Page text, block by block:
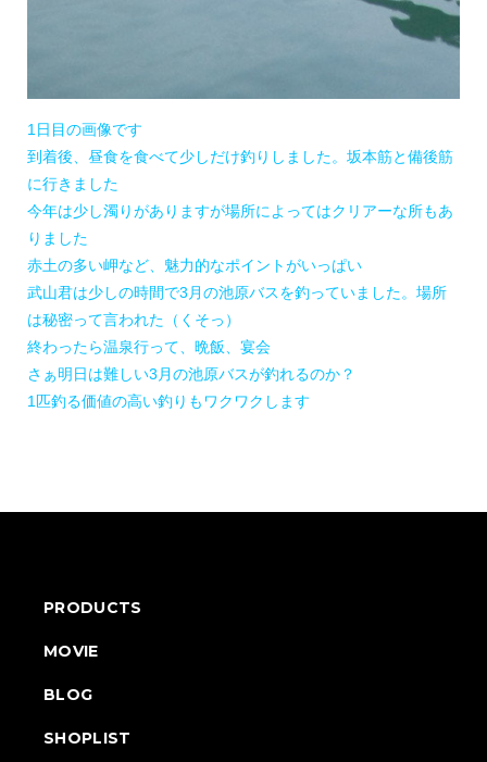
1日目の画像です
到着後、昼食を食べて少しだけ釣りしました。坂本筋と備後筋
に行きました
今年は少し濁りがありますが場所によってはクリアーな所もあ
りました
赤土の多い岬など、魅力的なポイントがいっぱい
武山君は少しの時間で3月の池原バスを釣っていました。場所
は秘密って言われた（くそっ）
終わったら温泉行って、晩飯、宴会
さぁ明日は難しい3月の池原バスが釣れるのか？
1匹釣る価値の高い釣りもワクワクします
PRODUCTS
MOVIE
BLOG
SHOPLIST